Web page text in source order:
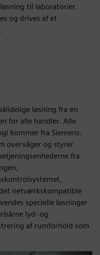
til laboratorier.
og drives af et
løsning fra en
for alle handler. Alle
kommer fra Siemens.
overvåger og styrer
fra
netværkskompatible
specielle løsninger
lyd- og
af rumforhold som